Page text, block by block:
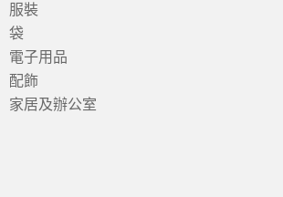
服裝
袋
電子用品
配飾
家居及辦公室